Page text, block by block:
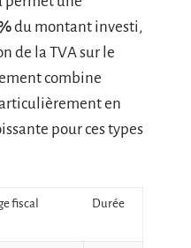
du montant investi,
de la TVA sur le
combine
en
pour ces types
fiscal Durée